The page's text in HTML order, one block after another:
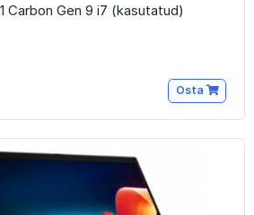
Carbon Gen 9 i7 (kasutatud)
Osta